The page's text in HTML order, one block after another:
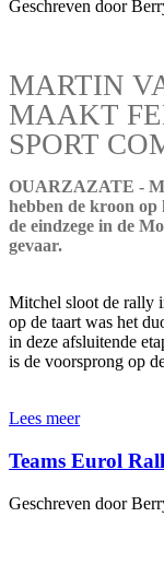
Geschreven door
MARTIN
MAAKT
SPORT
OUARZAZATE -
hebben de kroon op
de eindzege in de
gevaar.
Mitchel sloot de rally
op de taart was het
in deze afsluitende
is de voorsprong op
Lees meer
Teams Eurol
Geschreven door